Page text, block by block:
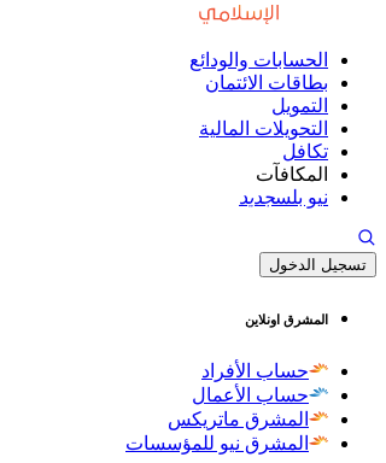
الحسابات والودائع
بطاقات الائتمان
التمويل
التحويلات المالية
تكافل
المكافآت
نيو بلسجديد
تسجيل الدخول
المشرق اونلاين
حساب الأفراد
حساب الأعمال
المشرق ماتريكس
المشرق نيو للمؤسسات